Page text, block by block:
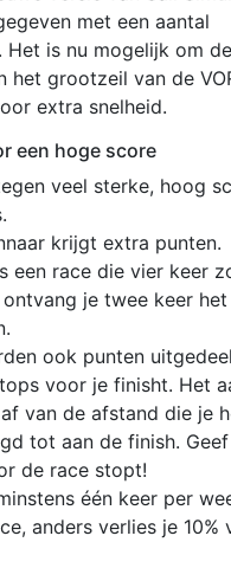
met een aantal
Het is nu mogelijk om de
het grootzeil van de
extra snelheid.
een hoge score
veel sterke, hoog
krijgt extra punten.
een race die vier keer
je twee keer
ook punten
voor je finisht. Het
van de afstand die je
tot aan de finish.
de race stopt!
één keer per
anders verlies je 10%